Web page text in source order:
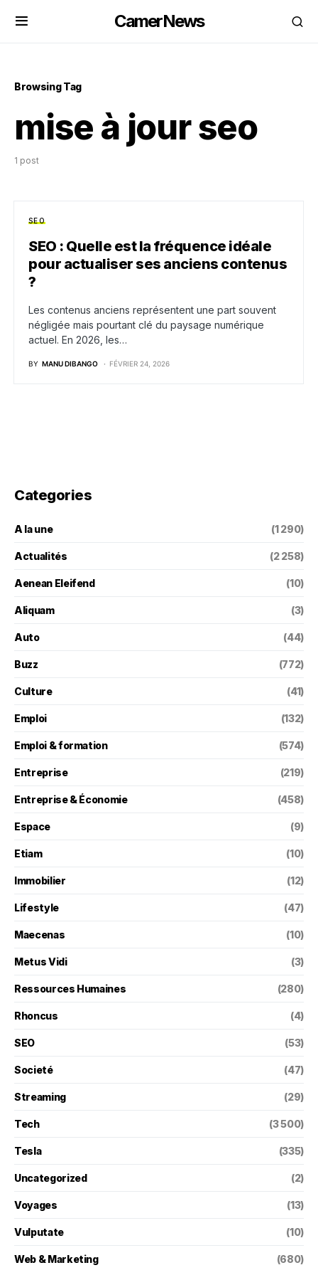
CamerNews
Browsing Tag
mise à jour seo
1 post
SEO
SEO : Quelle est la fréquence idéale
pour actualiser ses anciens contenus
?
Les contenus anciens représentent une part souvent
négligée mais pourtant clé du paysage numérique
actuel. En 2026, les…
BY MANU DIBANGO FÉVRIER 24, 2026
Categories
A la une (1 290)
Actualités (2 258)
Aenean Eleifend (10)
Aliquam (3)
Auto (44)
Buzz (772)
Culture (41)
Emploi (132)
Emploi & formation (574)
Entreprise (219)
Entreprise & Économie (458)
Espace (9)
Etiam (10)
Immobilier (12)
Lifestyle (47)
Maecenas (10)
Metus Vidi (3)
Ressources Humaines (280)
Rhoncus (4)
SEO (53)
Societé (47)
Streaming (29)
Tech (3 500)
Tesla (335)
Uncategorized (2)
Voyages (13)
Vulputate (10)
Web & Marketing (680)